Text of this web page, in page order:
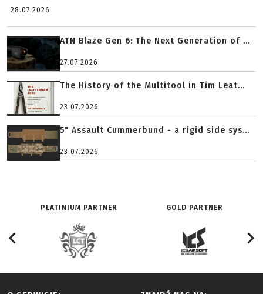
28.07.2026
ATN Blaze Gen 6: The Next Generation of ...
27.07.2026
The History of the Multitool in Tim Leat...
23.07.2026
5" Assault Cummerbund - a rigid side sys...
23.07.2026
PLATINIUM PARTNER GOLD PARTNER